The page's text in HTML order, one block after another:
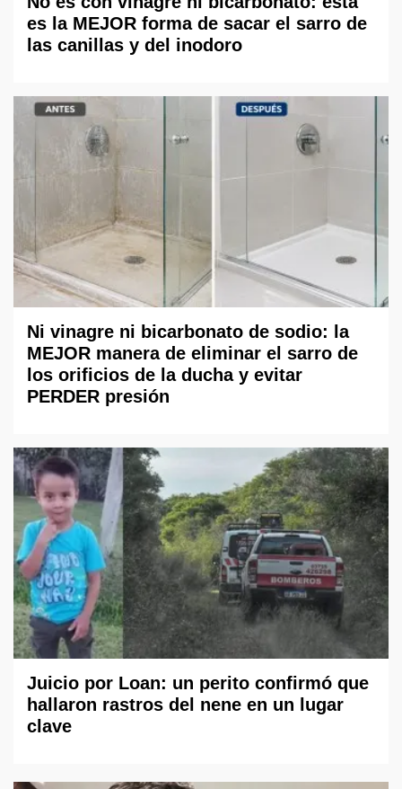
es la MEJOR forma de sacar el sarro de
las canillas y del inodoro
Ni vinagre ni bicarbonato de sodio: la
MEJOR manera de eliminar el sarro de
los orificios de la ducha y evitar
PERDER presión
Juicio por Loan: un perito confirmó que
hallaron rastros del nene en un lugar
clave